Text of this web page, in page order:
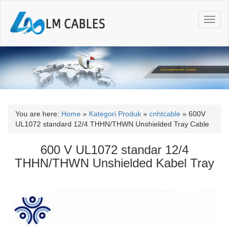
T
o
g
l
n
a
o
You are here: Home » Kategori Produk » cnhtcable » 600V
UL1072 standard 12/4 THHN/THWN Unshielded Tray Cable
600 V UL1072 standar 12/4
THHN/THWN Unshielded Kabel Tray